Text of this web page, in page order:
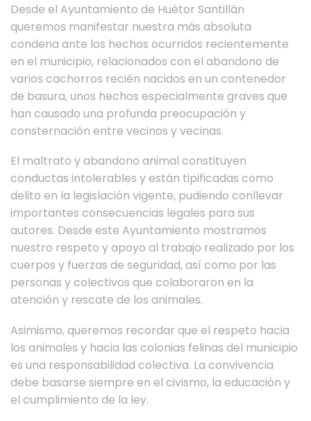
Desde el Ayuntamiento de Huétor Santillán
queremos manifestar nuestra más absoluta
condena ante los hechos ocurridos recientemente
en el municipio, relacionados con el abandono de
varios cachorros recién nacidos en un contenedor
de basura, unos hechos especialmente graves que
han causado una profunda preocupación y
consternación entre vecinos y vecinas.
El maltrato y abandono animal constituyen
conductas intolerables y están tipificadas como
delito en la legislación vigente, pudiendo conllevar
importantes consecuencias legales para sus
autores. Desde este Ayuntamiento mostramos
nuestro respeto y apoyo al trabajo realizado por los
cuerpos y fuerzas de seguridad, así como por las
personas y colectivos que colaboraron en la
atención y rescate de los animales.
Asimismo, queremos recordar que el respeto hacia
los animales y hacia las colonias felinas del municipio
es una responsabilidad colectiva. La convivencia
debe basarse siempre en el civismo, la educación y
el cumplimiento de la ley.